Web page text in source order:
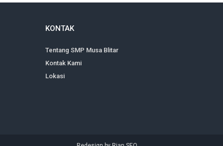
KONTAK
Tentang SMP Musa Blitar
Kontak Kami
Lokasi